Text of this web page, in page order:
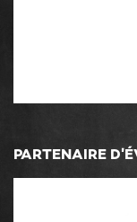
PARTENAIRE